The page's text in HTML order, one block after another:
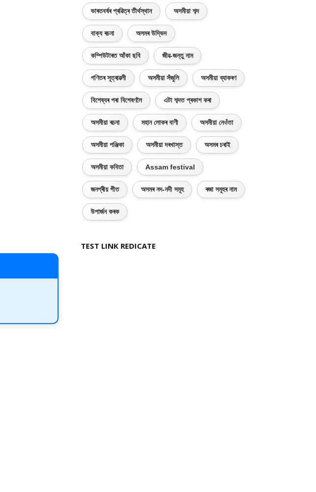
ভাৰতবৰ্ষৰ প্ৰৱিত্ৰ তীৰ্থস্থান অসমীয়া শব্দ
বাক্য ৰচনা অসমৰ উদ্ভিদ
কম্পিউটাৰত আঁকা ছবি জীৱ-জন্তু নাম
গণিতৰ সূত্ৰাৱলী অসমীয়া সঁজুলি অসমীয়া ব্যাকৰণ
বিশেষ্যৰ পৰা বিশেষণলৈ এটা শব্দত প্ৰকাশ কৰা
অসমীয়া ৰচনা মহান লোকৰ বাণী অসমীয়া নেওঁতা
অসমীয়া পঞ্জিকা অসমীয়া দৰখাস্ত অসমৰ চৰাই
অসমীয়া কবিতা Assam festival
জনপ্ৰীয় গীত অসমৰ নদ-নদী সমূহ ৰজা সমূহৰ নাম
উপাৰ্জন কৰক
TEST LINK REDICATE